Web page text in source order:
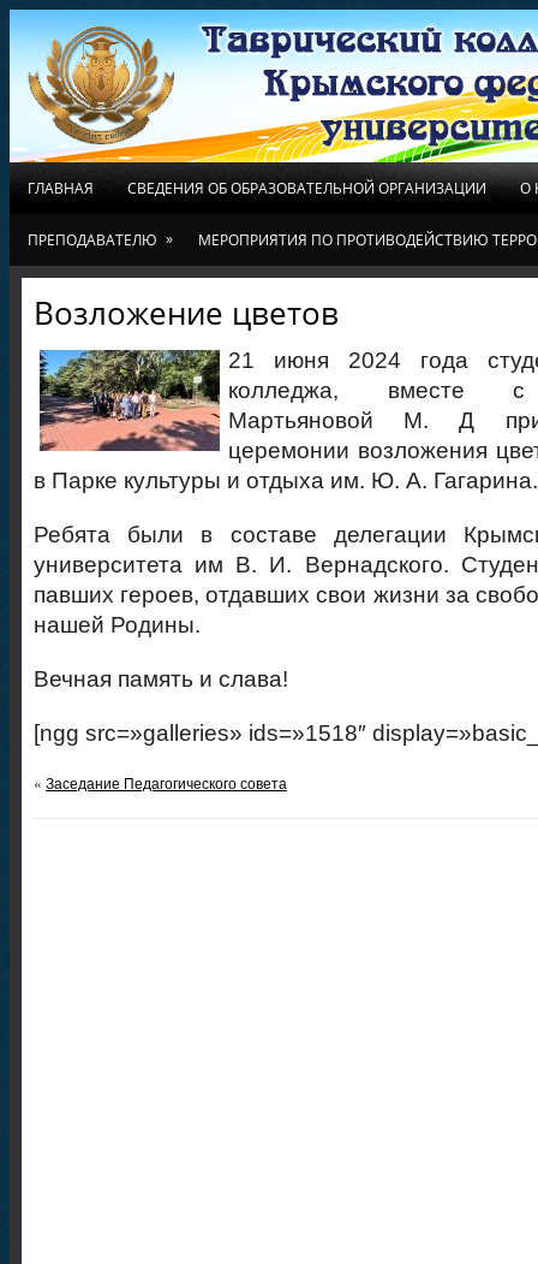
ГЛАВНАЯ СВЕДЕНИЯ ОБ ОБРАЗОВАТЕЛЬНОЙ ОРГАНИЗАЦИИ О
ПРЕПОДАВАТЕЛЮ » МЕРОПРИЯТИЯ ПО ПРОТИВОДЕЙСТВИЮ
Возложение цветов
21 июня 2024 года
колледжа, вместе с
Мартьяновой М. Д
церемонии возложения
в Парке культуры и отдыха им. Ю. А. Гагарина.
Ребята были в составе делегации
университета им В. И. Вернадского.
павших героев, отдавших свои жизни за
нашей Родины.
Вечная память и слава!
[ngg src=»galleries» ids=»1518″
« Заседание Педагогического совета